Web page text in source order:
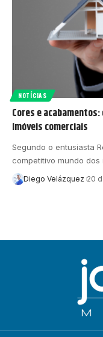
NOTÍCIAS
Cores e
imóveis comerciais
Segundo o entusiasta
competitivo mundo
Diego Velázquez 20